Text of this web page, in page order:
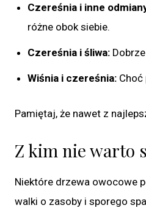
Czereśnia i inne
różne obok siebie.
Czereśnia i śliwa:
Wiśnia i czereśnia:
Pamiętaj, że nawet z
Z kim nie warto
Niektóre drzewa owocowe
walki o zasoby i sporego